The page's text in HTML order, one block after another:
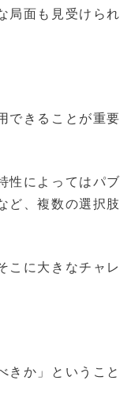
局面も見受けられ
できることが重要
性によってはパブ
ど、複数の選択肢
こに大きなチャレ
きか」ということ